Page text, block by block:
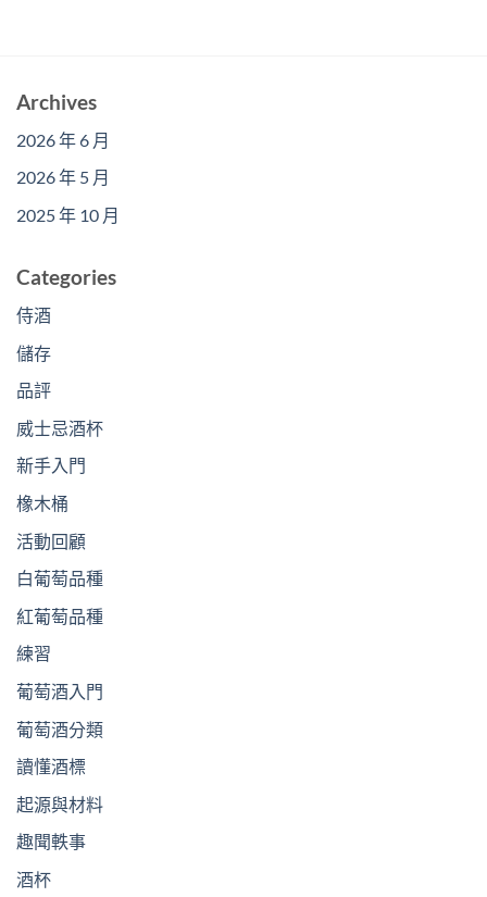
Archives
2026 年 6 月
2026 年 5 月
2025 年 10 月
Categories
侍酒
儲存
品評
威士忌酒杯
新手入門
橡木桶
活動回顧
白葡萄品種
紅葡萄品種
練習
葡萄酒入門
葡萄酒分類
讀懂酒標
起源與材料
趣聞軼事
酒杯